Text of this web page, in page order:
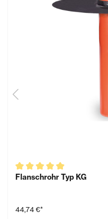
Flanschrohr Typ KG
44,74 €*